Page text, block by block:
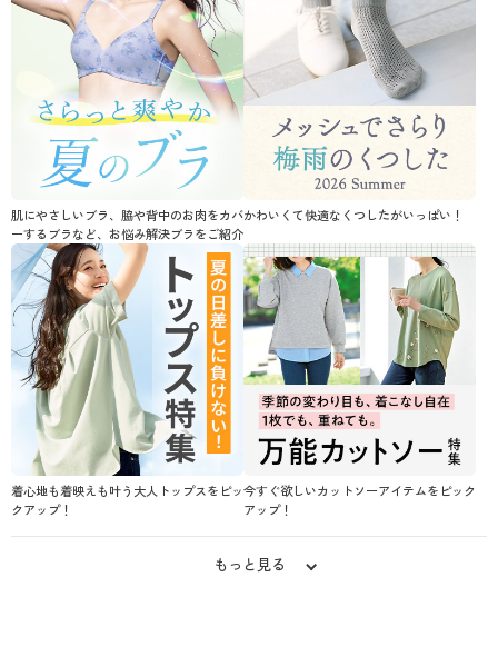
肌にやさしいブラ、脇や背中のお肉をカバ
ーするブラなど、お悩み解決ブラをご紹介
かわいくて快適なくつしたがいっぱい！
着心地も着映えも叶う大人トップスをピッ
クアップ！
今すぐ欲しいカットソーアイテムをピック
アップ！
もっと見る